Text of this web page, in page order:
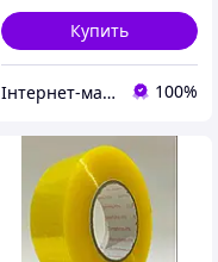
Купить
Інтернет-магазин "МАЛЮКИ" malyshy.com.ua 100%